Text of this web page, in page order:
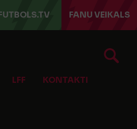
FANU VEIKALS
LFF KONTAKTI